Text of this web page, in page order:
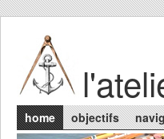
Main menu
home objectifs